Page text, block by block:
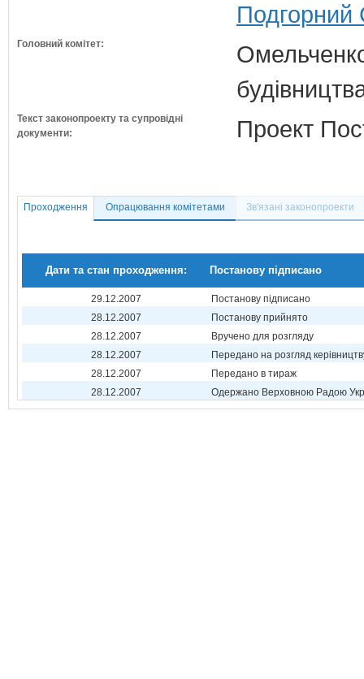
Подгорний
Головний комітет:
Текст законопроекту та супровідні
документи:
Проект
Проходження Опрацювання комітетами Зв'язані законопроекти
Дати та стан проходження: Постанову підписано
29.12.2007
Постанову підписано
28.12.2007
Постанову прийнято
28.12.2007
Вручено для розгляду
28.12.2007
Передано на розгляд
28.12.2007
Передано в тираж
28.12.2007
Одержано Верховною Радою